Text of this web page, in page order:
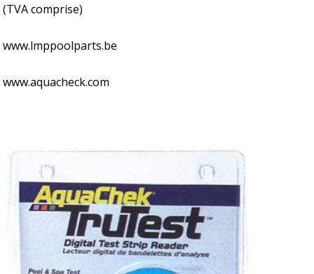
(TVA comprise)
www.lmppoolparts.be
www.aquacheck.com